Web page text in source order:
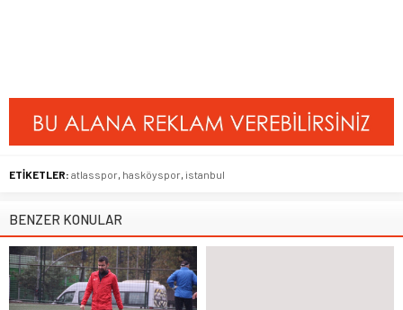
ETİKETLER: atlasspor hasköyspor istanbul
BENZER KONULAR